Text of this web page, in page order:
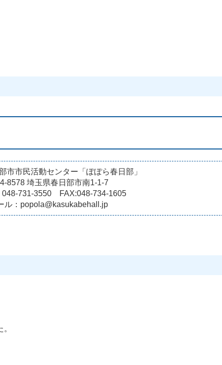
市市民活動センター「ぽぽら春日部」
8578 埼玉県春日部市南1-1-7
048-731-3550 FAX:048-734-1605
ル：popola@kasukabehall.jp